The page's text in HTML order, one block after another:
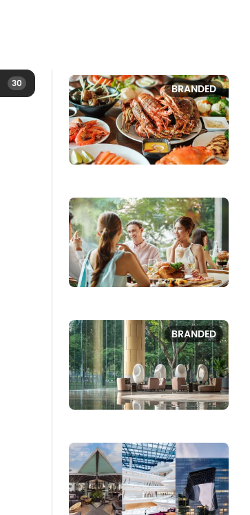
30 BRANDED
BRANDED